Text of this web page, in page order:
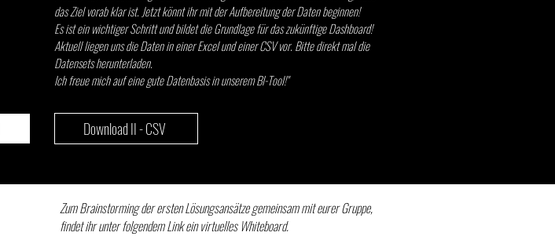
das Ziel vorab klar ist. Jetzt könnt ihr mit der Aufbereitung der Daten beginnen!
Es ist ein wichtiger Schritt und bildet die Grundlage für das zukünftige Dashboard!
Aktuell liegen uns die Daten in einer Excel und einer CSV vor. Bitte direkt mal die
Datensets herunterladen.
Ich freue mich auf eine gute Datenbasis in unserem BI-Tool!"
Download II - CSV
Zum Brainstorming der ersten Lösungsansätze gemeinsam mit eurer Gruppe,
findet ihr unter folgendem Link ein virtuelles Whiteboard.